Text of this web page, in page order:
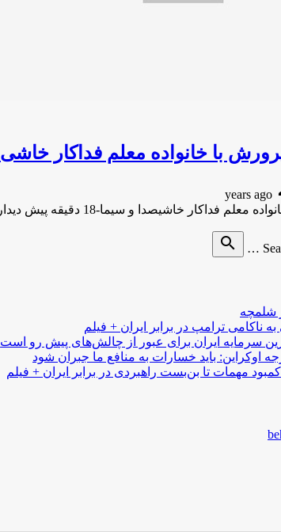
با خانواده معلم فداکار خاشی
و سیما-18 دقیقه پیش دیدار وزیر آموزش و پرورش با …
search
شلمچه
ناکامی ترامپ در برابر ایران + فیلم
سرمایه ایران برای عبور از چالش‌های پیش رو است
اوکراین: باید خسارات به منافع ما جبران شود
مهمات تا بن‌بست راهبردی در برابر ایران + فیلم